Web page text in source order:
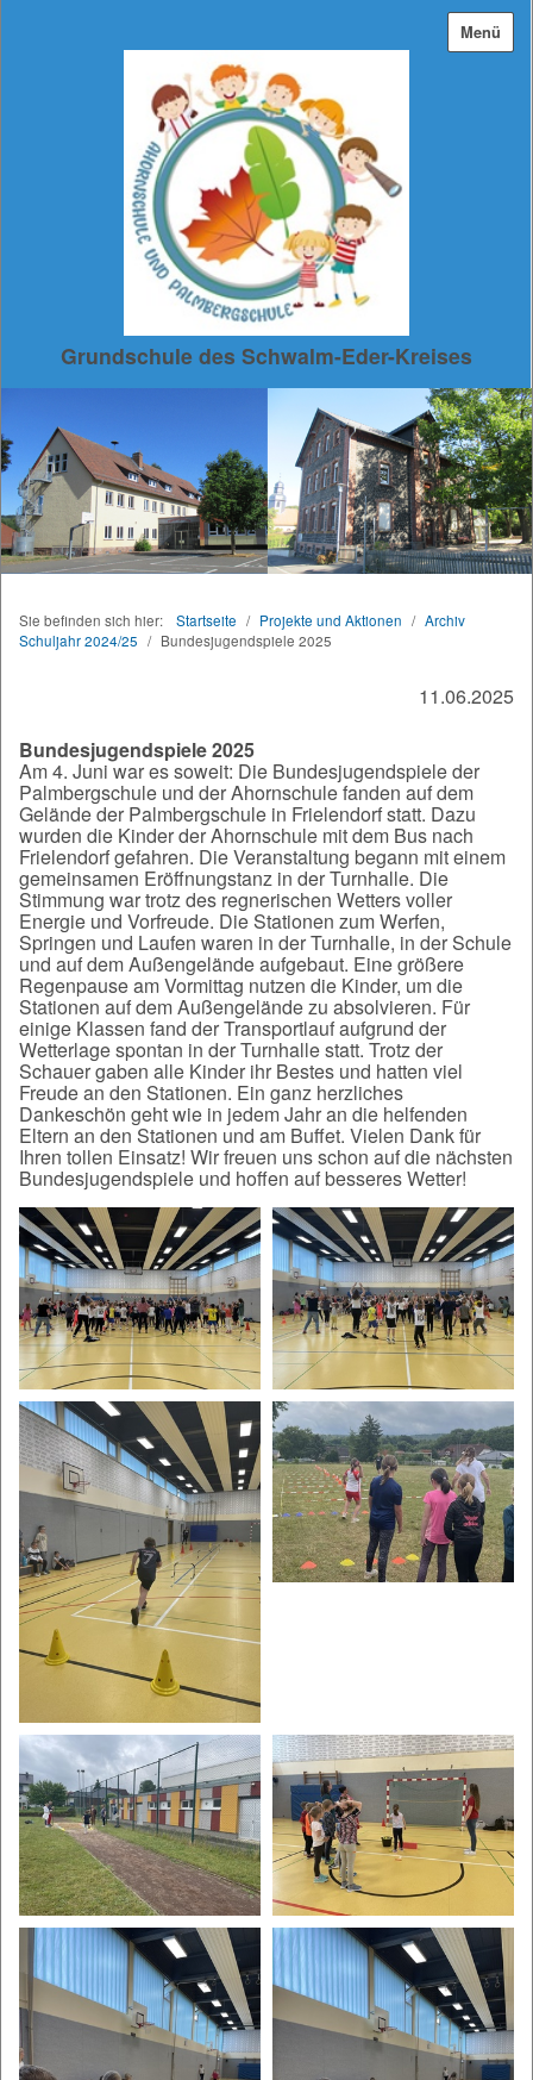
Menü
Grundschule des Schwalm-Eder-Kreises
Sie befinden sich hier: Startseite / Projekte und Aktionen / Archiv
Schuljahr 2024/25 / Bundesjugendspiele 2025
11.06.2025
Bundesjugendspiele 2025
Am 4. Juni war es soweit: Die Bundesjugendspiele der
Palmbergschule und der Ahornschule fanden auf dem
Gelände der Palmbergschule in Frielendorf statt. Dazu
wurden die Kinder der Ahornschule mit dem Bus nach
Frielendorf gefahren. Die Veranstaltung begann mit einem
gemeinsamen Eröffnungstanz in der Turnhalle. Die
Stimmung war trotz des regnerischen Wetters voller
Energie und Vorfreude. Die Stationen zum Werfen,
Springen und Laufen waren in der Turnhalle, in der Schule
und auf dem Außengelände aufgebaut. Eine größere
Regenpause am Vormittag nutzen die Kinder, um die
Stationen auf dem Außengelände zu absolvieren. Für
einige Klassen fand der Transportlauf aufgrund der
Wetterlage spontan in der Turnhalle statt. Trotz der
Schauer gaben alle Kinder ihr Bestes und hatten viel
Freude an den Stationen. Ein ganz herzliches
Dankeschön geht wie in jedem Jahr an die helfenden
Eltern an den Stationen und am Buffet. Vielen Dank für
Ihren tollen Einsatz! Wir freuen uns schon auf die nächsten
Bundesjugendspiele und hoffen auf besseres Wetter!